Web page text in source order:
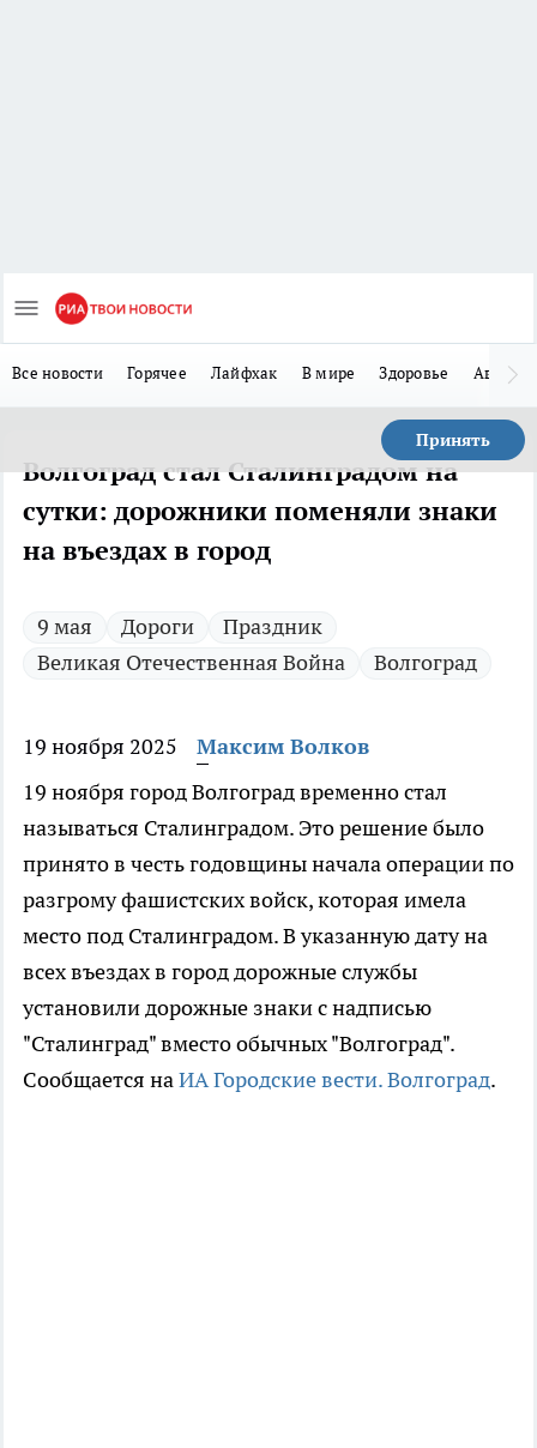
Все новости Горячее Лайфхак В мире Здоровье Авто
Принять
Волгоград стал Сталинградом на
сутки: дорожники поменяли знаки
на въездах в город
9 мая Дороги
Праздник
Великая Отечественная Война
Волгоград
19 ноября 2025
Максим Волков
19 ноября город Волгоград временно стал
называться Сталинградом. Это решение было
принято в честь годовщины начала операции по
разгрому фашистских войск, которая имела
место под Сталинградом. В указанную дату на
всех въездах в город дорожные службы
установили дорожные знаки с надписью
"Сталинград" вместо обычных "Волгоград".
Сообщается наИА Городские вести. Волгоград.